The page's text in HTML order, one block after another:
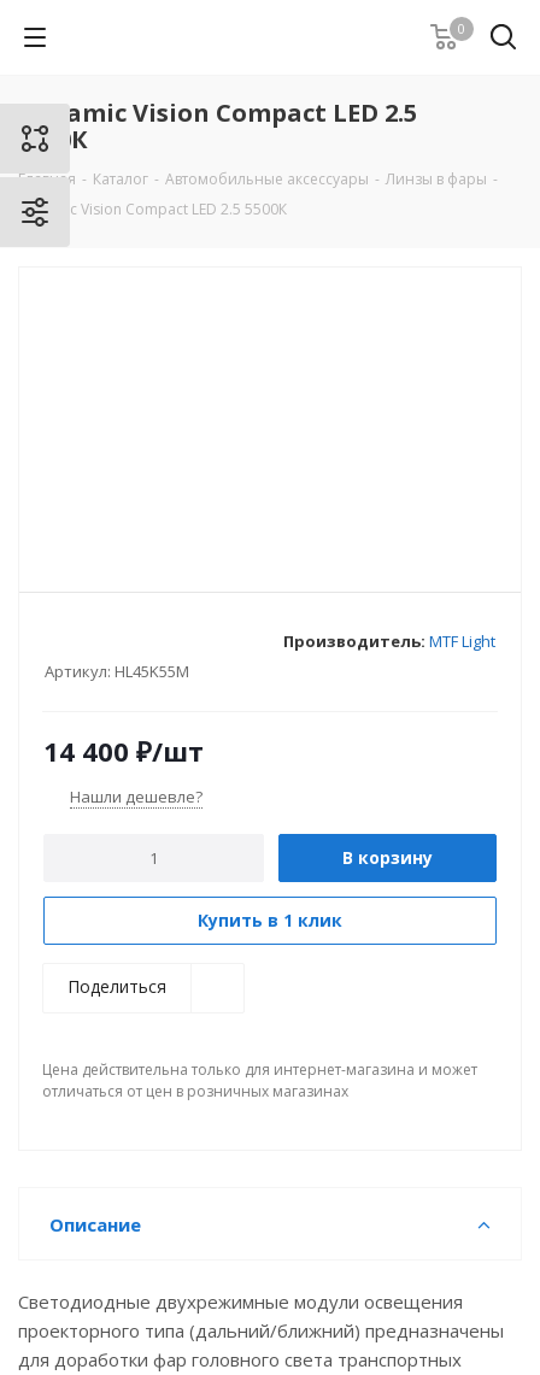
0
Dynamic Vision Compact LED 2.5
5500К
Главная - Каталог - Автомобильные аксессуары - Линзы в фары -
Dynamic Vision Compact LED 2.5 5500К
Артикул: HL45K55M
Производитель: MTF Light
14 400 ₽/шт
Нашли дешевле?
В корзину
Купить в 1 клик
Поделиться
Цена действительна только для интернет-магазина и может
отличаться от цен в розничных магазинах
Описание
Светодиодные двухрежимные модули освещения
проекторного типа (дальний/ближний) предназначены
для доработки фар головного света транспортных